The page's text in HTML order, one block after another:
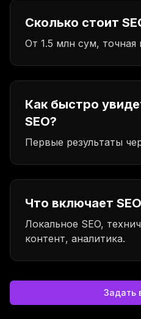
Сколько стоит
От 1.5 млн сум, точная
Как быстро
SEO?
Первые результаты
Что включает
Локальное SEO,
контент, аналитика.
Задать